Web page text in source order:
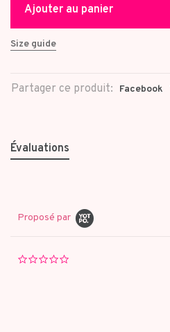
Ajouter au panier
Size guide
Partager ce produit: Facebook
Évaluations
Proposé par